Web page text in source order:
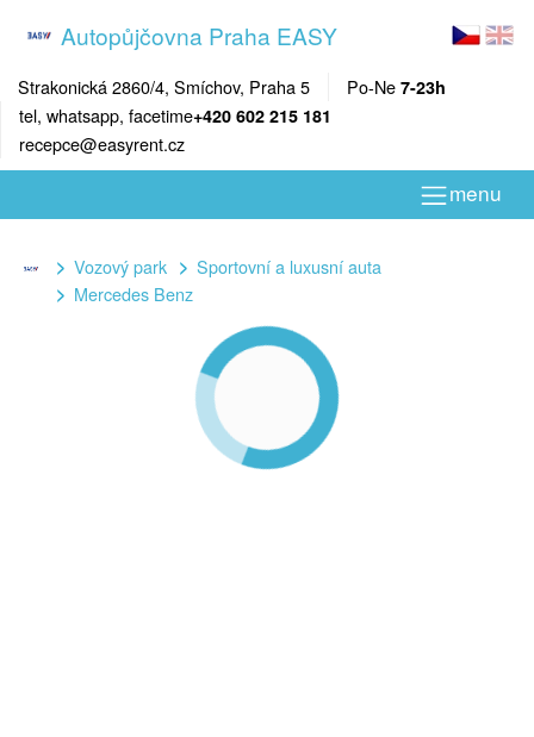
Autopůjčovna Praha EASY
Strakonická 2860/4, Smíchov, Praha 5 Po-Ne 7-23h
tel, whatsapp, facetime+420 602 215 181
recepce@easyrent.cz
menu
Vozový park
Sportovní a luxusní auta
Mercedes Benz